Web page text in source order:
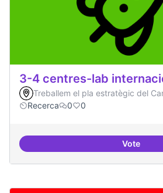
3-4 centres-lab
Treballem el pla estratègic del
Recerca
0 0
Vote
3-4